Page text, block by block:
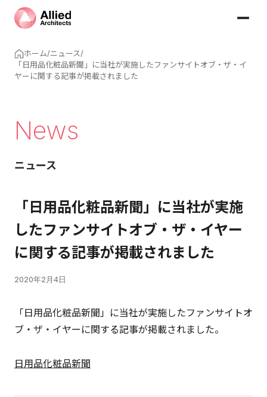
ホーム/ニュース/
「日用品化粧品新聞」に当社が実施したファンサイトオブ・ザ・イ
ヤーに関する記事が掲載されました
News
ニュース
「日用品化粧品新聞」に当社が実施
したファンサイトオブ・ザ・イヤー
に関する記事が掲載されました
2020年2月4日
「日用品化粧品新聞」に当社が実施したファンサイトオ
ブ・ザ・イヤーに関する記事が掲載されました。
日用品化粧品新聞